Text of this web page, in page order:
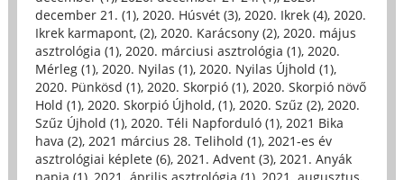
december 21. (1), 2020. Húsvét (3), 2020. Ikrek (4), 2020.
Ikrek karmapont, (2), 2020. Karácsony (2), 2020. május
asztrológia (1), 2020. márciusi asztrológia (1), 2020.
Mérleg (1), 2020. Nyilas (1), 2020. Nyilas Újhold (1),
2020. Pünkösd (1), 2020. Skorpió (1), 2020. Skorpió növő
Hold (1), 2020. Skorpió Újhold, (1), 2020. Szűz (2), 2020.
Szűz Újhold (1), 2020. Téli Napforduló (1), 2021 Bika
hava (2), 2021 március 28. Telihold (1), 2021-es év
asztrológiai képlete (6), 2021. Advent (3), 2021. Anyák